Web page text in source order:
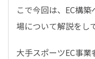
こで今回は、EC構
場について解説をし
大手スポーツEC事業